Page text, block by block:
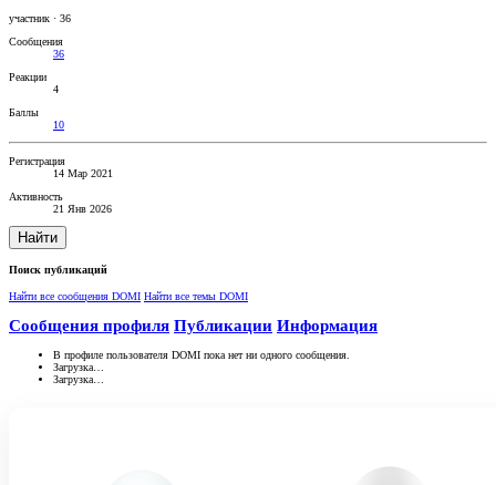
участник · 36
Сообщения
36
Реакции
4
Баллы
10
Регистрация
14 Мар 2021
Активность
21 Янв 2026
Найти
Поиск публикаций
Найти все сообщения DOMI Найти все темы DOMI
Сообщения профиля Публикации Информация
В профиле пользователя DOMI пока нет ни одного сообщения.
Загрузка…
Загрузка…